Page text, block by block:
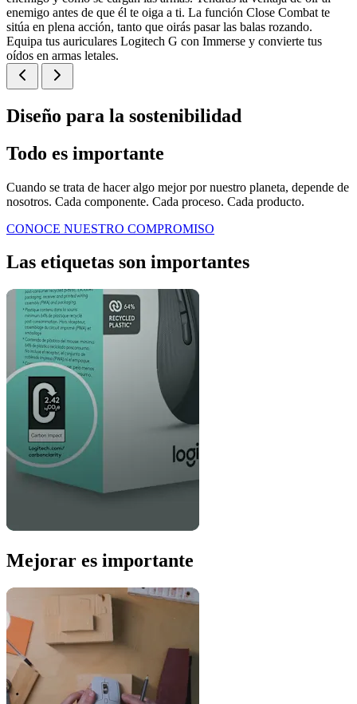
enemigo antes de que él te oiga a ti. La función Close Combat te
sitúa en plena acción, tanto que oirás pasar las balas rozando.
Equipa tus auriculares Logitech G con Immerse y convierte tus
oídos en armas letales.
Diseño para la sostenibilidad
Todo es importante
Cuando se trata de hacer algo mejor por nuestro planeta, depende de
nosotros. Cada componente. Cada proceso. Cada producto.
CONOCE NUESTRO COMPROMISO
Las etiquetas son importantes
Mejorar es importante